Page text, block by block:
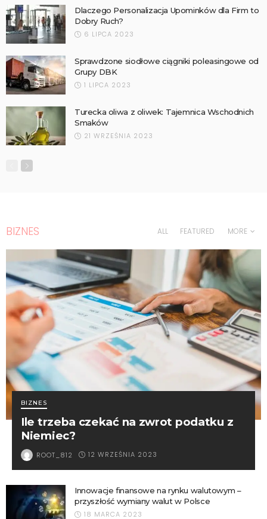
Dlaczego Personalizacja Upominków dla Firm to
Dobry Ruch?
6 LIPCA 2023
Sprawdzone siodłowe ciągniki poleasingowe od
Grupy DBK
1 LIPCA 2023
Turecka oliwa z oliwek: Tajemnica Wschodnich
Smaków
21 WRZEŚNIA 2023
BIZNES ALL FEATURED MORE
BIZNES
Ile trzeba czekać na zwrot podatku z
Niemiec?
ROOT_812 12 WRZEŚNIA 2023
Innowacje finansowe na rynku walutowym –
przyszłość wymiany walut w Polsce
18 MARCA 2023